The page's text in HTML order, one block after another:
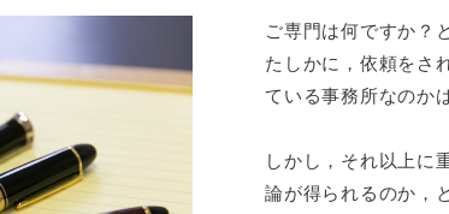
ご専門は何ですか？
たしかに，依頼をさ
ている事務所なのか
しかし，それ以上に
論が得られるのか，